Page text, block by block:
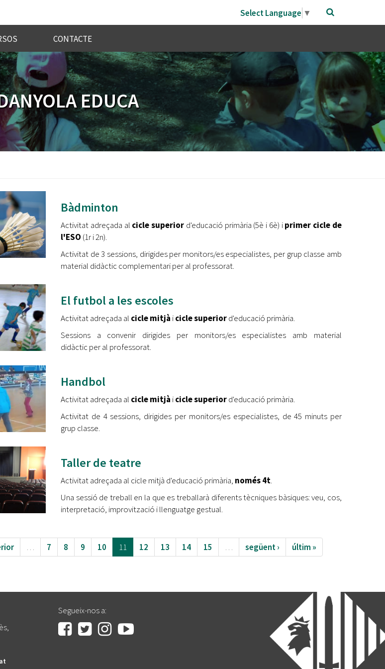
Select Language ▼
CONTACTE
EDUCA
Bàdminton
Activitat adreçada al cicle superior d'educació primària (5è i 6è) iprimer cicle de
l'ESO (1r i 2n).
Activitat de 3 sessions, dirigides per monitors/es especialistes, per grup classe amb
material didàctic complementari per al professorat.
El futbol a les escoles
Activitat adreçada al cicle mitjà icicle superiord'educació primària.
Sessions a convenir dirigides per monitors/es especialistes amb material
didàctic per al professorat.
Handbol
Activitat adreçada al cicle mitjà icicle superiord'educació primària.
Activitat de 4 sessions, dirigides per monitors/es especialistes, de 45 minuts per
grup classe.
Taller de teatre
Activitat adreçada al cicle mitjà d'educació primària, només 4t.
Una sessió de treball en la que es treballarà diferents tècniques bàsiques: veu, cos,
interpretació, improvització i llenguatge gestual.
… 7 8 9 10 11 12 13 14 15 … següent › últim »
Segueix-nos a: